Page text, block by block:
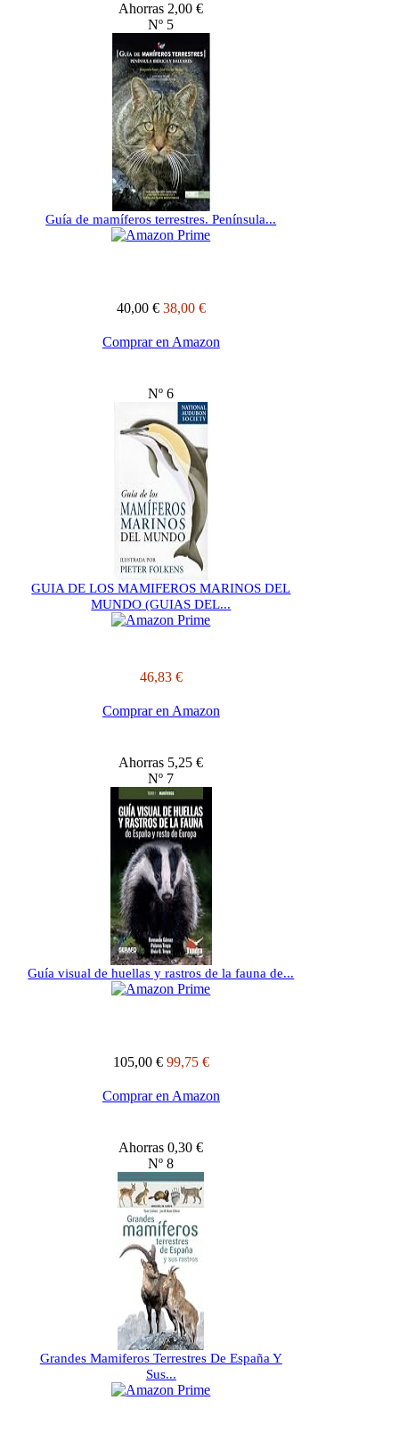
Ahorras 2,00 €
Nº 5
Guía de mamíferos terrestres. Península...
40,00 € 38,00 €
Comprar en Amazon
Nº 6
GUIA DE LOS MAMIFEROS MARINOS DEL
MUNDO (GUIAS DEL...
46,83 €
Comprar en Amazon
Ahorras 5,25 €
Nº 7
Guía visual de huellas y rastros de la fauna de...
105,00 € 99,75 €
Comprar en Amazon
Ahorras 0,30 €
Nº 8
Grandes Mamiferos Terrestres De España Y
Sus...